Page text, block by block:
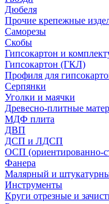
Дюбеля
Прочие крепежные
Саморезы
Скобы
Гипсокартон и
Гипсокартон (ГКЛ)
Профиля для
Серпянки
Уголки и маячки
Древесно-плитные
МДФ плита
ДВП
ДСП и ЛДСП
ОСП (ориентированно-
Фанера
Малярный и
Инструменты
Круги отрезные и